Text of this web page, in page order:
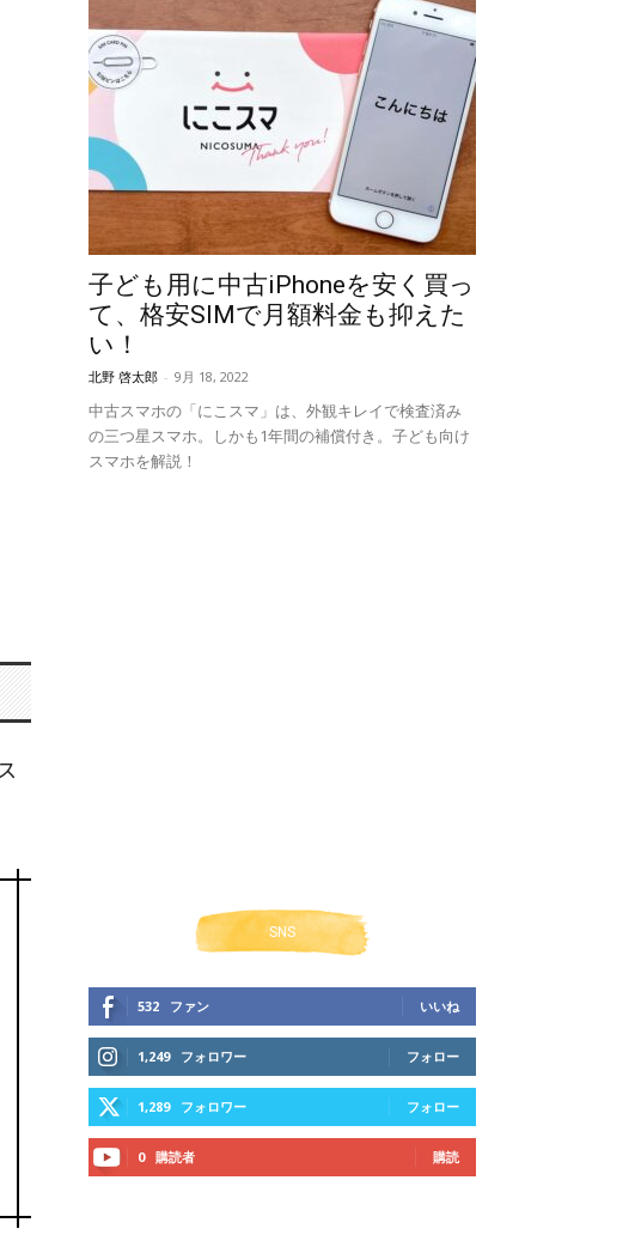
子ども用に中古iPhoneを安く買っ
て、格安SIMで月額料金も抑えた
い！
北野 啓太郎 - 9月 18, 2022
中古スマホの「にこスマ」は、外観キレイで検査済み
の三つ星スマホ。しかも1年間の補償付き。子ども向け
スマホを解説！
SNS
532 ファン いいね
1,249 フォロワー フォロー
1,289 フォロワー フォロー
0 購読者 購読